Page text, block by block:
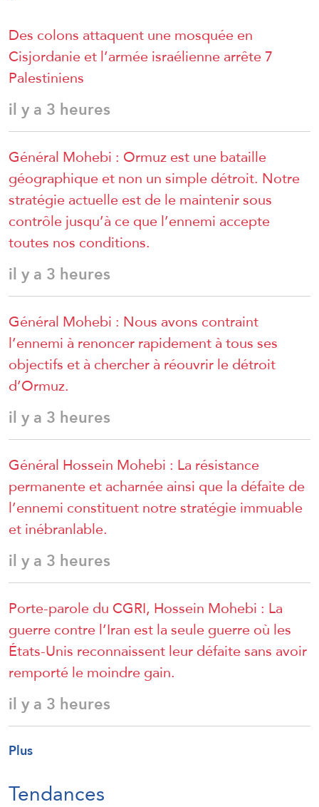
Des colons attaquent une mosquée en
Cisjordanie et l’armée israélienne arrête 7
Palestiniens
il y a 3 heures
Général Mohebi : Ormuz est une bataille
géographique et non un simple détroit. Notre
stratégie actuelle est de le maintenir sous
contrôle jusqu’à ce que l’ennemi accepte
toutes nos conditions.
il y a 3 heures
Général Mohebi : Nous avons contraint
l’ennemi à renoncer rapidement à tous ses
objectifs et à chercher à réouvrir le détroit
d’Ormuz.
il y a 3 heures
Général Hossein Mohebi : La résistance
permanente et acharnée ainsi que la défaite de
l’ennemi constituent notre stratégie immuable
et inébranlable.
il y a 3 heures
Porte-parole du CGRI, Hossein Mohebi : La
guerre contre l’Iran est la seule guerre où les
États-Unis reconnaissent leur défaite sans avoir
remporté le moindre gain.
il y a 3 heures
Plus
Tendances